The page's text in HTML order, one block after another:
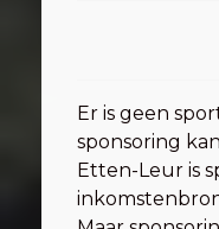
Er is geen
sponsoring
Etten-Leur is